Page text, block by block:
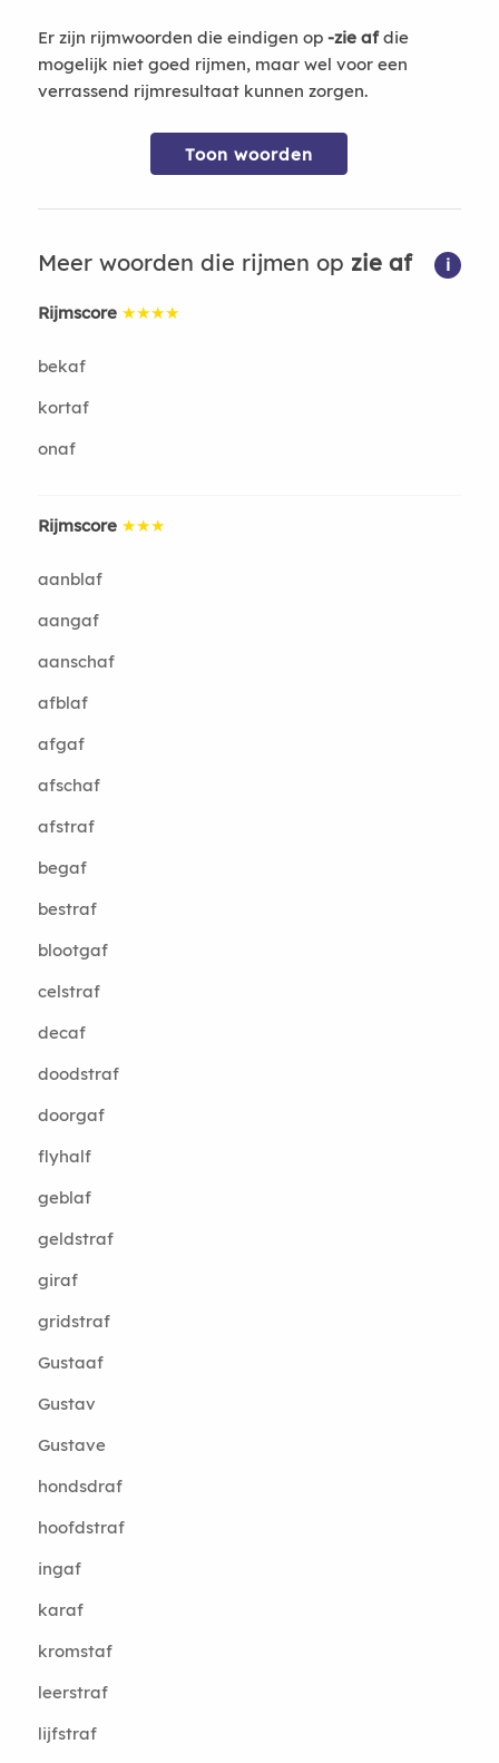
Er zijn rijmwoorden die eindigen op -zie afdie
mogelijk niet goed rijmen, maar wel voor een
verrassend rijmresultaat kunnen zorgen.
Toon woorden
Meer woorden die rijmen op zie af i
Rijmscore ★★★★
bekaf
kortaf
onaf
Rijmscore ★★★
aanblaf
aangaf
aanschaf
afblaf
afgaf
afschaf
afstraf
begaf
bestraf
blootgaf
celstraf
decaf
doodstraf
doorgaf
flyhalf
geblaf
geldstraf
giraf
gridstraf
Gustaaf
Gustav
Gustave
hondsdraf
hoofdstraf
ingaf
karaf
kromstaf
leerstraf
lijfstraf